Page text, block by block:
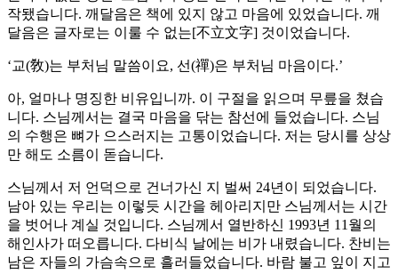
작됐습니다. 깨달음은 책에 있지 않고 마음에 있었습니다. 깨
달음은 글자로는 이룰 수 없는[不立文字] 것이었습니다.
‘교(敎)는 부처님 말씀이요, 선(禪)은 부처님 마음이다.’
아, 얼마나 명징한 비유입니까. 이 구절을 읽으며 무릎을 쳤습
니다. 스님께서는 결국 마음을 닦는 참선에 들었습니다. 스님
의 수행은 뼈가 으스러지는 고통이었습니다. 저는 당시를 상상
만 해도 소름이 돋습니다.
스님께서 저 언덕으로 건너가신 지 벌써 24년이 되었습니다.
남아 있는 우리는 이렇듯 시간을 헤아리지만 스님께서는 시간
을 벗어나 계실 것입니다. 스님께서 열반하신 1993년 11월의
해인사가 떠오릅니다. 다비식 날에는 비가 내렸습니다. 찬비는
남은 자들의 가슴속으로 흘러들었습니다. 바람 불고 잎이 지고